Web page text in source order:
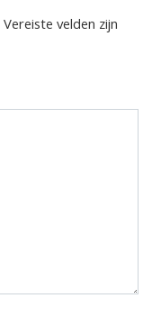
Vereiste velden zijn